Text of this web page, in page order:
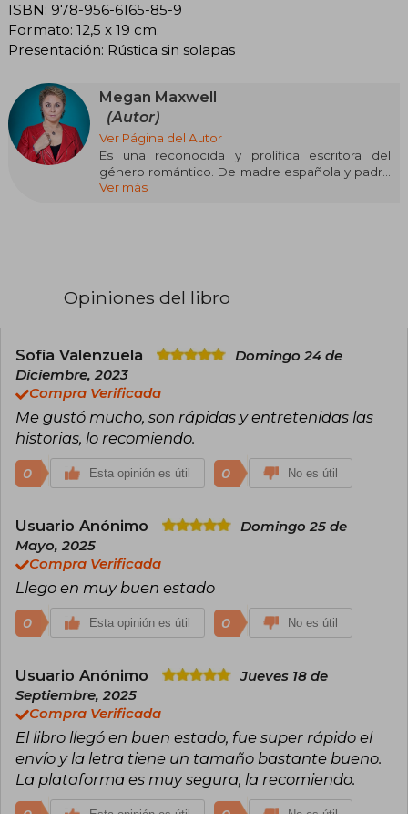
ISBN: 978-956-6165-85-9
Formato: 12,5 x 19 cm.
Presentación: Rústica sin solapas
Megan Maxwell
(Autor)
Ver Página del Autor
Es una reconocida y prolífica escritora del
género romántico. De madre española y padre
estadounidense, ha publicado novelas como
una novela, Llámame Bombón, Pídeme lo que
dije.
Pídeme lo que quieras, su debut en el género
erótico, fue premiada con las Tres Plumas a la
mejor novela erótica que otorga el Premio
Pasión por la Novela Romántica.
Megan Maxwell vive en un precioso pueblo de
Madrid, en compañía de su marido, sus hijos, su
Ver más
Opiniones del libro
Sofía Valenzuela
Domingo 24 de
Diciembre, 2023
Compra Verificada
Me gustó mucho, son rápidas y entretenidas las
historias, lo recomiendo.
0 Esta opinión es útil 0 No es útil
Usuario Anónimo
Domingo 25 de
Mayo, 2025
Compra Verificada
Llego en muy buen estado
0 Esta opinión es útil 0 No es útil
Usuario Anónimo
Jueves 18 de
Septiembre, 2025
Compra Verificada
El libro llegó en buen estado, fue super rápido el
envío y la letra tiene un tamaño bastante bueno.
La plataforma es muy segura, la recomiendo.